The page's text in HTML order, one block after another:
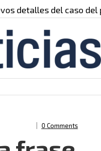
del caso del
0 Comments